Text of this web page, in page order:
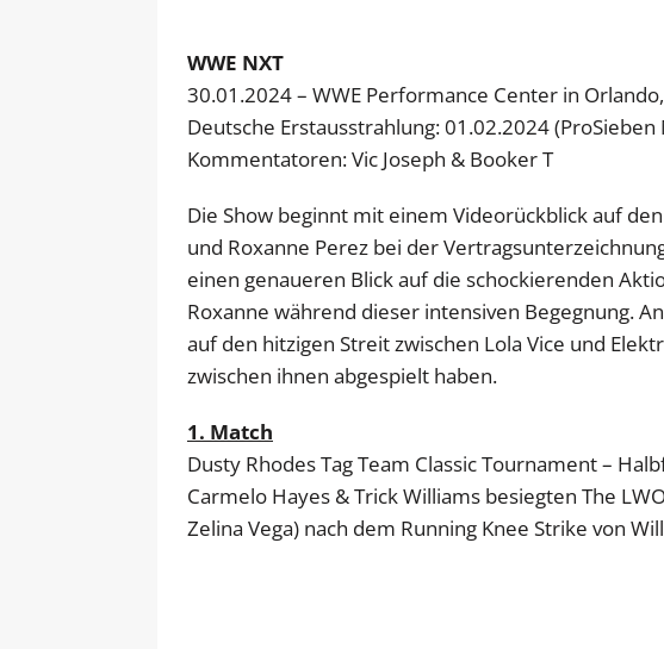
WWE NXT
30.01.2024 – WWE Performance Center in
Deutsche Erstausstrahlung: 01.02.2024 (ProSieben
Kommentatoren: Vic Joseph & Booker T
Die Show beginnt mit einem Videorückblick auf
und Roxanne Perez bei der
einen genaueren Blick auf die schockierenden
Roxanne während dieser intensiven Begegnung.
auf den hitzigen Streit zwischen Lola Vice und
zwischen ihnen abgespielt haben.
1. Match
Dusty Rhodes Tag Team Classic Tournament –
Carmelo Hayes & Trick Williams besiegten The
Zelina Vega) nach dem Running Knee Strike von